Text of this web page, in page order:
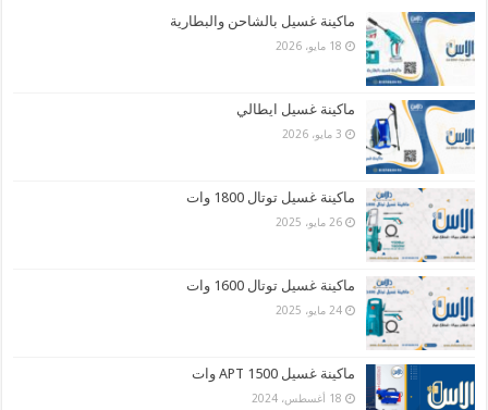
ماكينة غسيل بالشاحن والبطارية
18 مايو، 2026
ماكينة غسيل ايطالي
3 مايو، 2026
ماكينة غسيل توتال 1800 وات
26 مايو، 2025
ماكينة غسيل توتال 1600 وات
24 مايو، 2025
ماكينة غسيل APT 1500 وات
18 أغسطس، 2024